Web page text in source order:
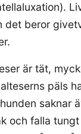
det beror
är tät,
päls
saknar
och falla